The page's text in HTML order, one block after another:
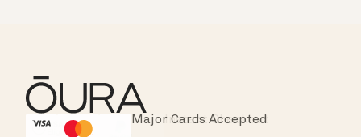
HSA/FSA Eligible
Instant Checkout
Major Cards Accepted